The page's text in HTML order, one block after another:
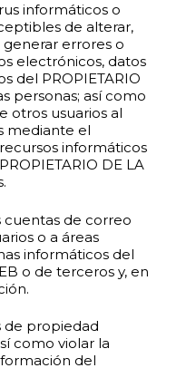
informáticos o
de alterar,
errores o
electrónicos, datos
del PROPIETARIO
personas; así como
otros usuarios al
mediante el
informáticos
DE LA
cuentas de correo
o a áreas
informáticos del
o de terceros y, en
de propiedad
como violar la
del